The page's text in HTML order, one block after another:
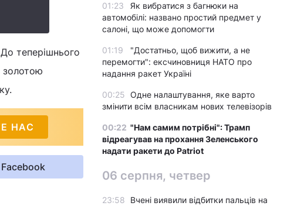
теперішнього
золотою
НАС
01:23
Як вибратися з багнюки на
автомобілі: названо простий предмет у
салоні, що може допомогти
01:19
"Достатньо, щоб вижити, а не
перемогти": ексчиновниця НАТО про
надання ракет Україні
00:25 Одне налаштування, яке варто
змінити всім власникам нових телевізорів
00:22 "Нам самим потрібні": Трамп
відреагував на прохання Зеленського
надати ракети до Patriot
06 серпня, четвер
23:58 Вчені виявили відбитки пальців на